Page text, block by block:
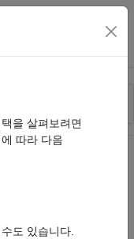
글
을 살펴보려면
따라 다음
도 있습니다.